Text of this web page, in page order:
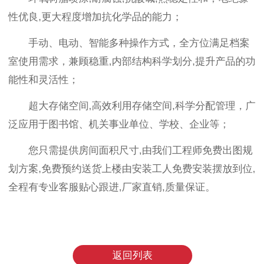
性优良,更大程度增加抗化学品的能力；
手动、电动、智能多种操作方式，全方位满足档案
室使用需求，兼顾稳重,内部结构科学划分,提升产品的功
能性和灵活性；
超大存储空间,高效利用存储空间,科学分配管理，广
泛应用于图书馆、机关事业单位、学校、企业等；
您只需提供房间面积尺寸,由我们工程师免费出图规
划方案,免费预约送货上楼由安装工人免费安装摆放到位,
全程有专业客服贴心跟进,厂家直销,质量保证。
返回列表